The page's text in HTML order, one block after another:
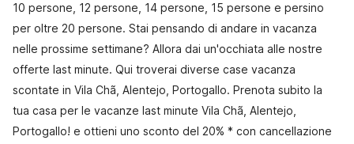
10 persone, 12 persone, 14 persone, 15 persone e persino
per oltre 20 persone. Stai pensando di andare in vacanza
nelle prossime settimane? Allora dai un'occhiata alle nostre
offerte last minute. Qui troverai diverse case vacanza
scontate in Vila Chã, Alentejo, Portogallo. Prenota subito la
tua casa per le vacanze last minute Vila Chã, Alentejo,
Portogallo! e ottieni uno sconto del 20% * con cancellazione